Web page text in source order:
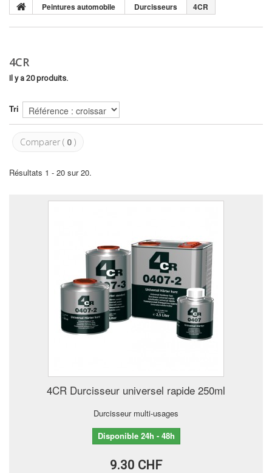
Peintures automobile Durcisseurs 4CR
4CR
Il y a 20 produits.
Tri
Comparer ( 0 )
Résultats 1 - 20 sur 20.
4CR Durcisseur universel rapide 250ml
Durcisseur multi-usages
Disponible 24h - 48h
9.30 CHF